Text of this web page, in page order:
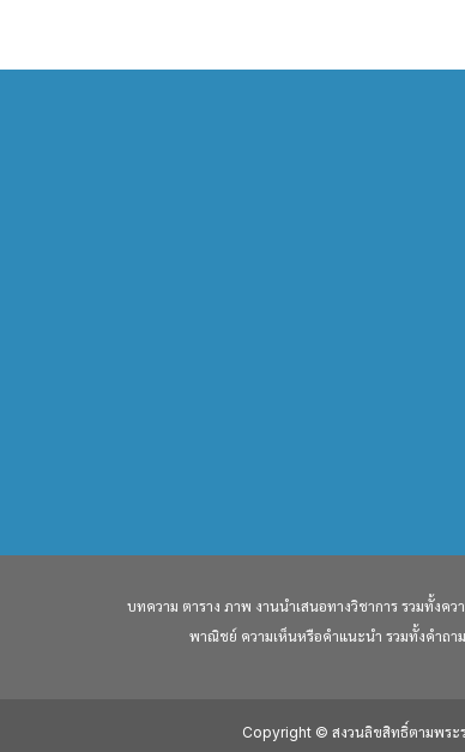
บทความ ตาราง ภาพ งานนำเสนอทางวิชาการ รวมทั้งค
พาณิชย์ ความเห็นหรือคำแนะนำ รวมทั้งคำถ
Copyright © สงวนลิขสิทธิ์ตามพระ